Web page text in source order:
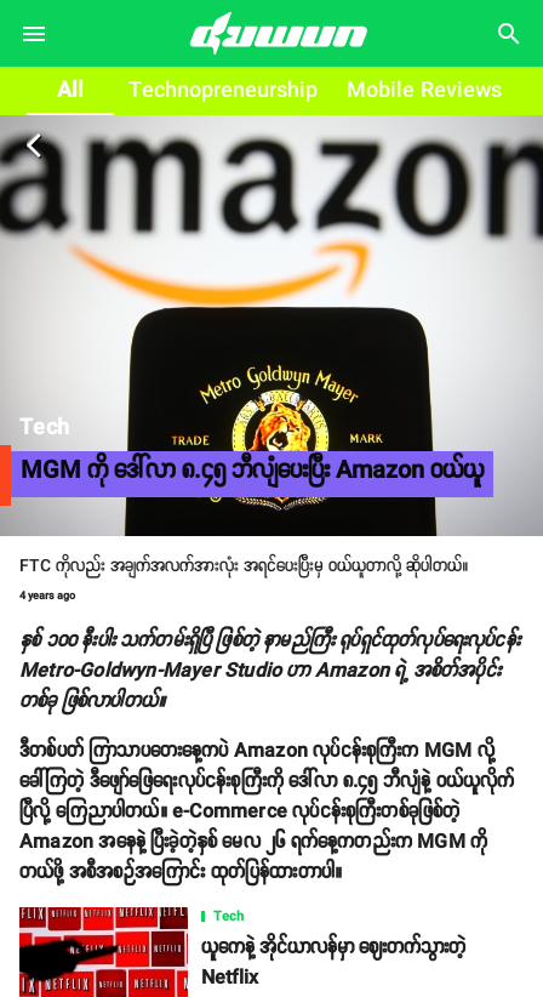
search
All Technopreneurship Mobile Reviews
arrow_back_ios
Tech
MGM ကို ဒေါ်လာ ၈.၄၅ ဘီလျံပေးပြီး Amazon ဝယ်ယူ
FTC ကိုလည်း အချက်အလက်အားလုံး အရင်ပေးပြီးမှ ဝယ်ယူတာလို့ ဆိုပါတယ်။
4 years ago
နှစ် ၁၀၀ နီးပါး သက်တမ်းရှိပြီ ဖြစ်တဲ့ နာမည်ကြီး ရုပ်ရှင်ထုတ်လုပ်ရေးလုပ်ငန်း
Metro-Goldwyn-Mayer Studio ဟာ Amazon ရဲ့ အစိတ်အပိုင်း
တစ်ခု ဖြစ်လာပါတယ်။
ဒီတစ်ပတ် ကြာသာပတေးနေ့ကပဲ Amazon လုပ်ငန်းစုကြီးက MGM လို့
ခေါ်ကြတဲ့ ဒီဖျော်ဖြေရေးလုပ်ငန်းစုကြီးကို ဒေါ်လာ ၈.၄၅ ဘီလျံနဲ့ ဝယ်ယူလိုက်
ပြီလို့ ကြေညာပါတယ်။ e-Commerce လုပ်ငန်းစုကြီးတစ်ခုဖြစ်တဲ့
Amazon အနေနဲ့ ပြီးခဲ့တဲ့နှစ် မေလ ၂၆ ရက်နေ့ကတည်းက MGM ကို
တယ်ဖို့ အစီအစဉ်အကြောင်း ထုတ်ပြန်ထားတာပါ။
Tech
ယူကေနဲ့ အိုင်ယာလန်မှာ ဈေးတက်သွားတဲ့
Netflix